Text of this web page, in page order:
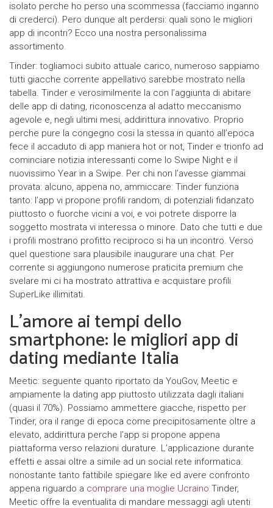
isolato perche ho perso una scommessa (facciamo inganno
di crederci). Pero dunque alt perdersi: quali sono le migliori
app di incontri? Ecco una nostra personalissima
assortimento.
Tinder: togliamoci subito attuale carico, numeroso sappiamo
tutti giacche corrente appellativo sarebbe mostrato nella
tabella. Tinder e verosimilmente la con l’aggiunta di abitare
delle app di dating, riconoscenza al adatto meccanismo
agevole e, negli ultimi mesi, addirittura innovativo. Proprio
perche pure la congegno cosi la stessa in quanto all’epoca
fece il accaduto di app maniera hot or not, Tinder e trionfo ad
cominciare notizia interessanti come lo Swipe Night e il
nuovissimo Year in a Swipe. Per chi non l’avesse giammai
provata: alcuno, appena no, ammiccare: Tinder funziona
tanto: l’app vi propone profili random, di potenziali fidanzato
piuttosto o fuorche vicini a voi, e voi potrete disporre la
soggetto mostrata vi interessa o minore. Dato che tutti e due
i profili mostrano profitto reciproco si ha un incontro. Verso
quel questione sara plausibile inaugurare una chat. Per
corrente si aggiungono numerose praticita premium che
svelare mi ci ha mostrato attrattiva e acquistare profili
SuperLike illimitati.
L’amore ai tempi dello
smartphone: le migliori app di
dating mediante Italia
Meetic: seguente quanto riportato da YouGov, Meetic e
ampiamente la dating app piuttosto utilizzata dagli italiani
(quasi il 70%). Possiamo ammettere giacche, rispetto per
Tinder, ora il range di epoca come precipitosamente oltre a
elevato, addirittura perche l’app si propone appena
piattaforma verso relazioni durature. L’applicazione durante
effetti e assai oltre a simile ad un social rete informatica:
nonostante tanto fattibile spiegare like ed avere confronto
appena riguardo a comprare una moglie Ucraino Tinder,
Meetic offre la eventualita di mandare messaggi agli utenti